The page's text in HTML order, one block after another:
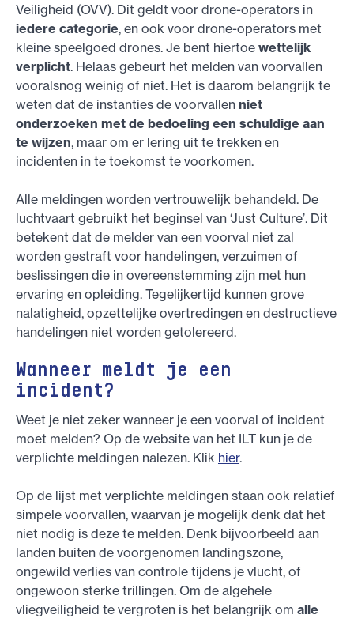
Veiligheid (OVV). Dit geldt voor drone-operators in
iedere categorie, en ook voor drone-operators met
kleine speelgoed drones. Je bent hiertoe wettelijk
verplicht. Helaas gebeurt het melden van voorvallen
vooralsnog weinig of niet. Het is daarom belangrijk te
weten dat de instanties de voorvallen niet
onderzoeken met de bedoeling een schuldige aan
te wijzen, maar om er lering uit te trekken en
incidenten in te toekomst te voorkomen.
Alle meldingen worden vertrouwelijk behandeld. De
luchtvaart gebruikt het beginsel van ‘Just Culture’. Dit
betekent dat de melder van een voorval niet zal
worden gestraft voor handelingen, verzuimen of
beslissingen die in overeenstemming zĳn met hun
ervaring en opleiding. Tegelijkertijd kunnen grove
nalatigheid, opzettelĳke overtredingen en destructieve
handelingen niet worden getolereerd.
Wanneer meldt je een
incident?
Weet je niet zeker wanneer je een voorval of incident
moet melden? Op de website van het ILT kun je de
verplichte meldingen nalezen. Klik hier.
Op de lijst met verplichte meldingen staan ook relatief
simpele voorvallen, waarvan je mogelijk denk dat het
niet nodig is deze te melden. Denk bijvoorbeeld aan
landen buiten de voorgenomen landingszone,
ongewild verlies van controle tijdens je vlucht, of
ongewoon sterke trillingen. Om de algehele
vliegveiligheid te vergroten is het belangrijk om alle